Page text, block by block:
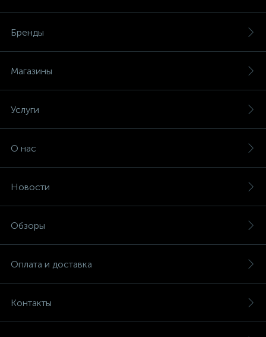
Бренды
Магазины
Услуги
О нас
Новости
Обзоры
Оплата и доставка
Контакты